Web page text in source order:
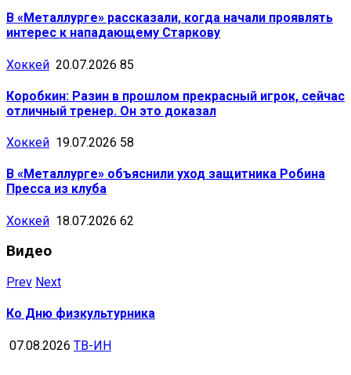
В «Металлурге» рассказали, когда начали проявлять
интерес к нападающему Старкову
Хоккей 20.07.2026 85
Коробкин: Разин в прошлом прекрасный игрок, сейчас
отличный тренер. Он это доказал
Хоккей 19.07.2026 58
В «Металлурге» объяснили уход защитника Робина
Пресса из клуба
Хоккей 18.07.2026 62
Видео
Prev Next
Ко Дню физкультурника
07.08.2026 ТВ-ИН